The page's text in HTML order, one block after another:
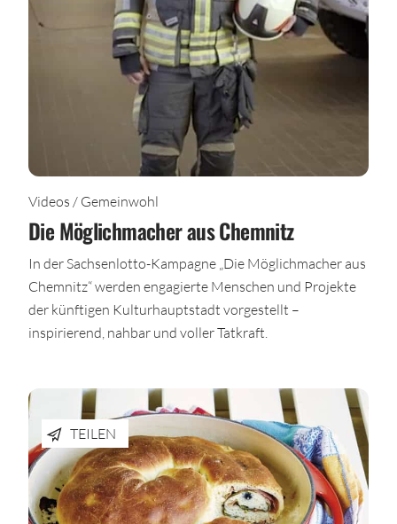
Videos / Gemeinwohl
Die Möglichmacher aus Chemnitz
In der Sachsenlotto-Kampagne „Die Möglichmacher aus
Chemnitz“ werden engagierte Menschen und Projekte
der künftigen Kulturhauptstadt vorgestellt –
inspirierend, nahbar und voller Tatkraft.
TEILEN